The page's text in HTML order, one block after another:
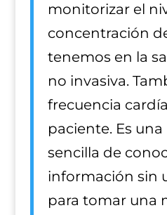
monitorizar el
concentración
tenemos en la
no invasiva.
frecuencia
paciente. Es
sencilla de
información sin
para tomar una